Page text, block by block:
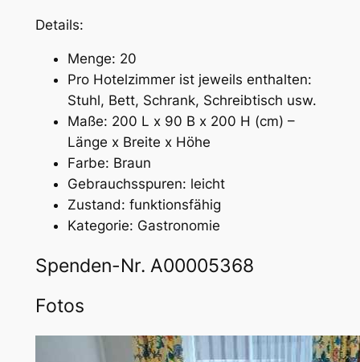
Details:
Menge: 20
Pro Hotelzimmer ist jeweils enthalten:
Stuhl, Bett, Schrank, Schreibtisch usw.
Maße: 200 L x 90 B x 200 H (cm) –
Länge x Breite x Höhe
Farbe: Braun
Gebrauchsspuren: leicht
Zustand: funktionsfähig
Kategorie: Gastronomie
Spenden-Nr. A00005368
Fotos